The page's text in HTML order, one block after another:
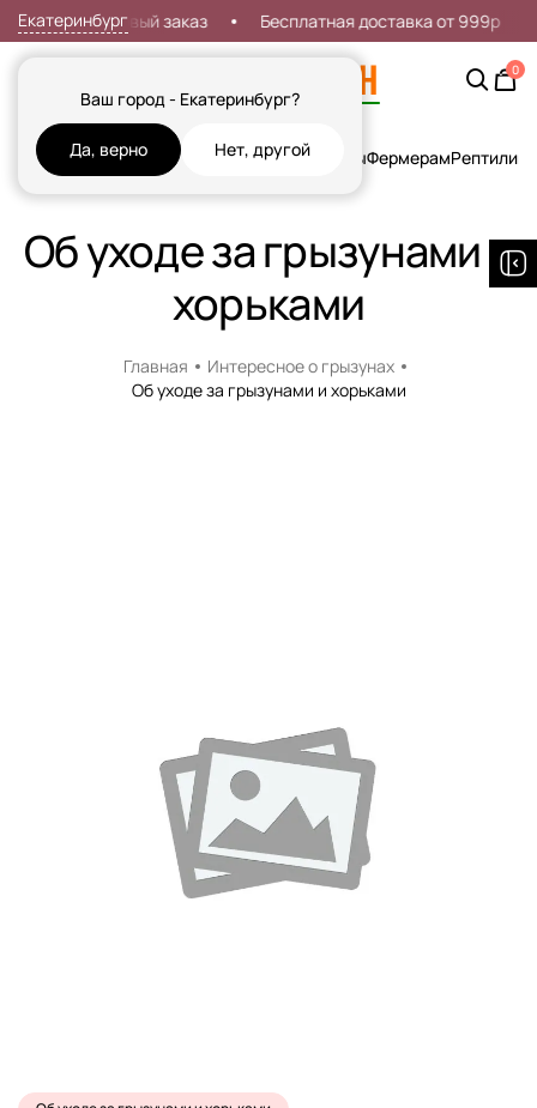
Екатеринбург
Ваш город - Екатеринбург?
Да, верно Нет, другой
7% на первый заказ Бесплатная доставка от 999р
0
Кошки СобакиРыбы Грызуны и Хорьки ПтицыФермерамРептилии
Об уходе за грызунами и
хорьками
Главная
Интересное о грызунах
Об уходе за грызунами и хорьками